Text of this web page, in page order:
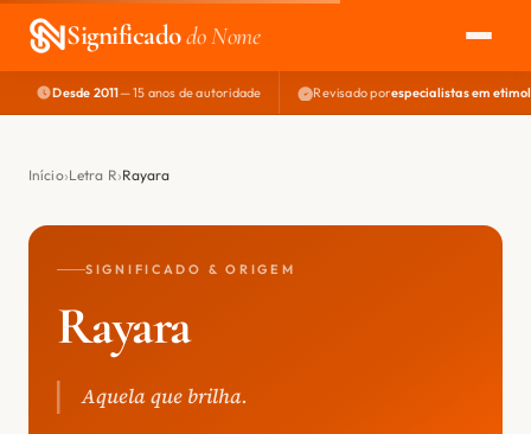
Significadodo Nome
EXPLORAR
NOME PERFEITO
Desde 2011— 15 anos de autoridade Revisado porespecialistas em
Início Letra R Rayara
SIGNIFICADO & ORIGEM
Rayara
Aquela que brilha.